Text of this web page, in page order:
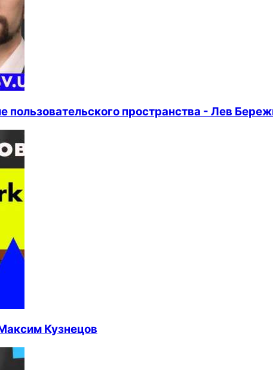
пользовательского пространства - Лев
Кузнецов